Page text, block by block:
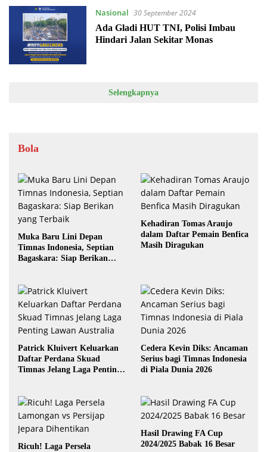
Nasional 30 September 2024
Ada Gladi HUT TNI, Polisi Imbau
Hindari Jalan Sekitar Monas
Selengkapnya
Bola
Muka Baru Lini Depan
Timnas Indonesia, Septian
Bagaskara: Siap Berikan
Kehadiran Tomas Araujo
dalam Daftar Pemain Benfica
Masih Diragukan
Patrick Kluivert Keluarkan
Daftar Perdana Skuad
Timnas Jelang Laga Penting
Cedera Kevin Diks: Ancaman
Serius bagi Timnas Indonesia
di Piala Dunia 2026
Ricuh! Laga Persela
Hasil Drawing FA Cup
2024/2025 Babak 16 Besar